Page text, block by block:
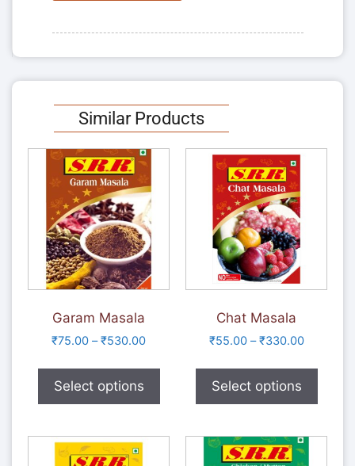
Similar Products
Garam Masala
₹75.00 –₹530.00
Select options
Chat Masala
₹55.00–₹330.00
Select options